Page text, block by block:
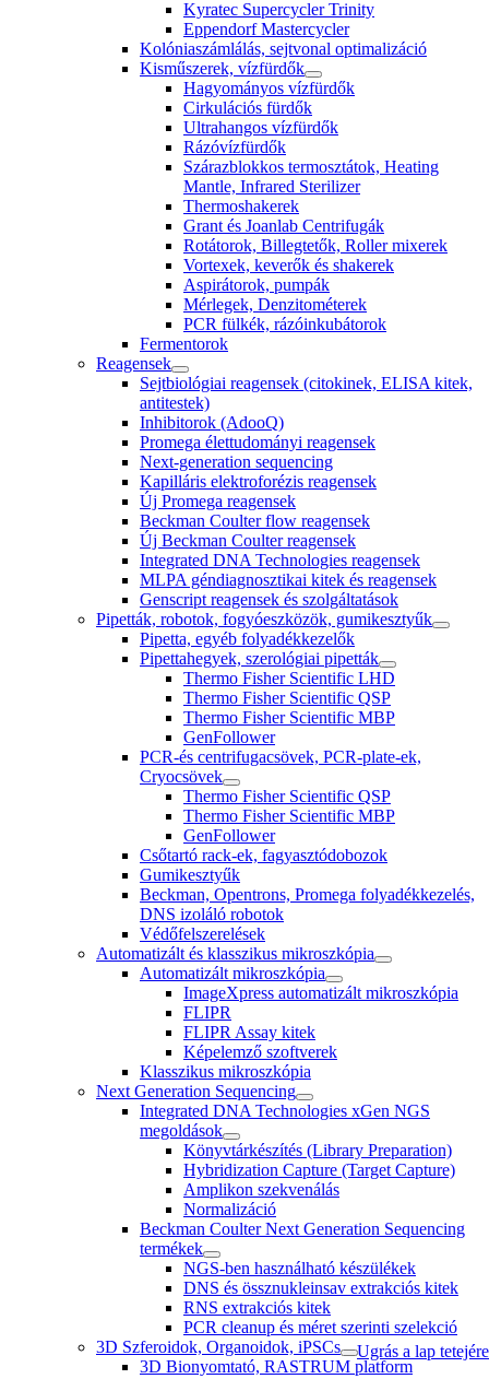
Kyratec Supercycler Trinity
Eppendorf Mastercycler
Kolóniaszámlálás, sejtvonal optimalizáció
Kisműszerek, vízfürdők
Hagyományos vízfürdők
Cirkulációs fürdők
Ultrahangos vízfürdők
Rázóvízfürdők
Szárazblokkos termosztátok, Heating
Mantle, Infrared Sterilizer
Thermoshakerek
Grant és Joanlab Centrifugák
Rotátorok, Billegtetők, Roller mixerek
Vortexek, keverők és shakerek
Aspirátorok, pumpák
Mérlegek, Denzitométerek
PCR fülkék, rázóinkubátorok
Fermentorok
Reagensek
Sejtbiológiai reagensek (citokinek, ELISA kitek,
antitestek)
Inhibitorok (AdooQ)
Promega élettudományi reagensek
Next-generation sequencing
Kapilláris elektroforézis reagensek
Új Promega reagensek
Beckman Coulter flow reagensek
Új Beckman Coulter reagensek
Integrated DNA Technologies reagensek
MLPA géndiagnosztikai kitek és reagensek
Genscript reagensek és szolgáltatások
Pipetták, robotok, fogyóeszközök, gumikesztyűk
Pipetta, egyéb folyadékkezelők
Pipettahegyek, szerológiai pipetták
Thermo Fisher Scientific LHD
Thermo Fisher Scientific QSP
Thermo Fisher Scientific MBP
GenFollower
PCR-és centrifugacsövek, PCR-plate-ek,
Cryocsövek
Thermo Fisher Scientific QSP
Thermo Fisher Scientific MBP
GenFollower
Csőtartó rack-ek, fagyasztódobozok
Gumikesztyűk
Beckman, Opentrons, Promega folyadékkezelés,
DNS izoláló robotok
Védőfelszerelések
Automatizált és klasszikus mikroszkópia
Automatizált mikroszkópia
ImageXpress automatizált mikroszkópia
FLIPR
FLIPR Assay kitek
Képelemző szoftverek
Klasszikus mikroszkópia
Next Generation Sequencing
Integrated DNA Technologies xGen NGS
megoldások
Könyvtárkészítés (Library Preparation)
Hybridization Capture (Target Capture)
Amplikon szekvenálás
Normalizáció
Beckman Coulter Next Generation Sequencing
termékek
NGS-ben használható készülékek
DNS és össznukleinsav extrakciós kitek
RNS extrakciós kitek
PCR cleanup és méret szerinti szelekció
3D Szferoidok, Organoidok, iPSCs
3D Bionyomtató, RASTRUM platform
Ugrás a lap tetejére